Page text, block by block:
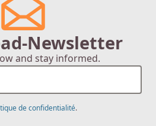
Newsletter
and stay informed.
de confidentialité.